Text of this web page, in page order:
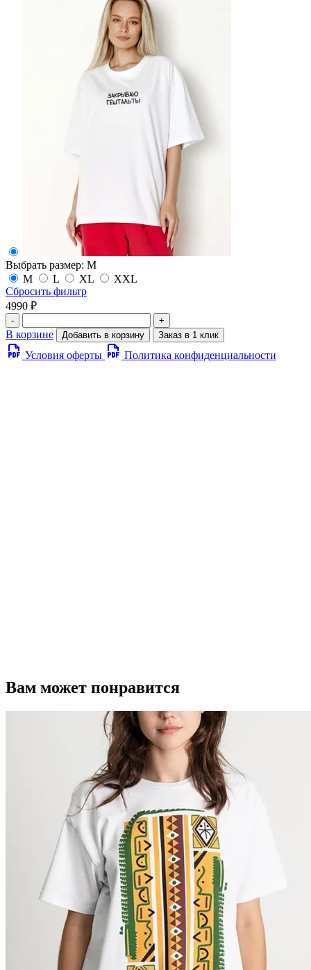
Выбрать размер: M
M
L XL
XXL
Сбросить фильтр
4990 ₽
- +
В корзине Добавить в корзину Заказ в 1 клик
Условия оферты Политика конфиденциальности
Вам может понравится